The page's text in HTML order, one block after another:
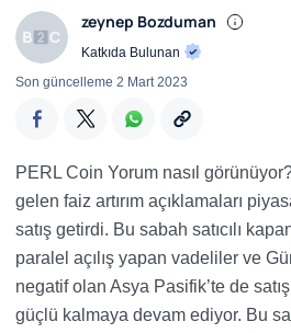
zeynep Bozduman
Katkıda Bulunan
Son güncelleme 2 Mart 2023
PERL Coin Yorum nasıl
gelen faiz artırım açıklamaları
satış getirdi. Bu sabah satıcılı
paralel açılış yapan vadeliler ve
negatif olan Asya Pasifik’te de
güçlü kalmaya devam ediyor. Bu